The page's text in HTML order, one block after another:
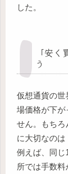
した。
「安
う
仮想通貨の世
場価格が下が
せん。もちろ
に大切なのは
例えば、同じ
所では手数